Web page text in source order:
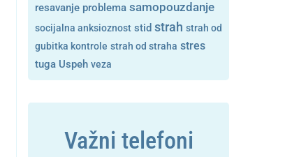
resavanje problema samopouzdanje
socijalna anksioznost stid strah strah od
gubitka kontrole strah od straha stres
tuga Uspeh veza
Važni telefoni